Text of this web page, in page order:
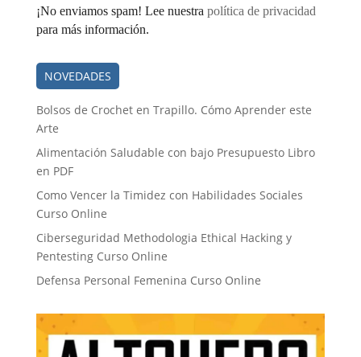
¡No enviamos spam! Lee nuestra política de privacidad
para más información.
NOVEDADES
Bolsos de Crochet en Trapillo. Cómo Aprender este
Arte
Alimentación Saludable con bajo Presupuesto Libro
en PDF
Como Vencer la Timidez con Habilidades Sociales
Curso Online
Ciberseguridad Methodologia Ethical Hacking y
Pentesting Curso Online
Defensa Personal Femenina Curso Online